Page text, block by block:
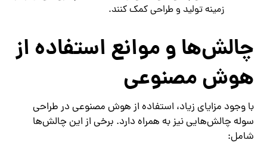
زمینه تولید و طراحی کمک کنند.
چالش‌ها و موانع استفاده از
هوش مصنوعی
با وجود مزایای زیاد، استفاده از هوش مصنوعی در طراحی
سوله چالش‌هایی نیز به همراه دارد. برخی از این چالش‌ها
شامل: